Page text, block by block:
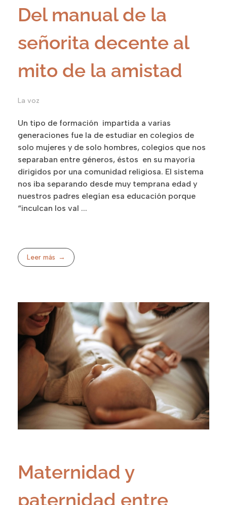
Del manual de la
señorita decente al
mito de la amistad
La voz
Un tipo de formación impartida a varias
generaciones fue la de estudiar en colegios de
solo mujeres y de solo hombres, colegios que nos
separaban entre géneros, éstos en su mayoría
dirigidos por una comunidad religiosa. El sistema
nos iba separando desde muy temprana edad y
nuestros padres elegían esa educación porque
“inculcan los val ...
Leer más
Maternidad y
paternidad entre